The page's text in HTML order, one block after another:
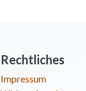
Rechtliches
Impressum